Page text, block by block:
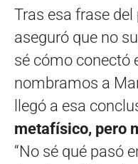
Tras esa frase
aseguró que no
sé cómo conectó
nombramos a
llegó a esa
metafísico, pero
“No sé qué pasó